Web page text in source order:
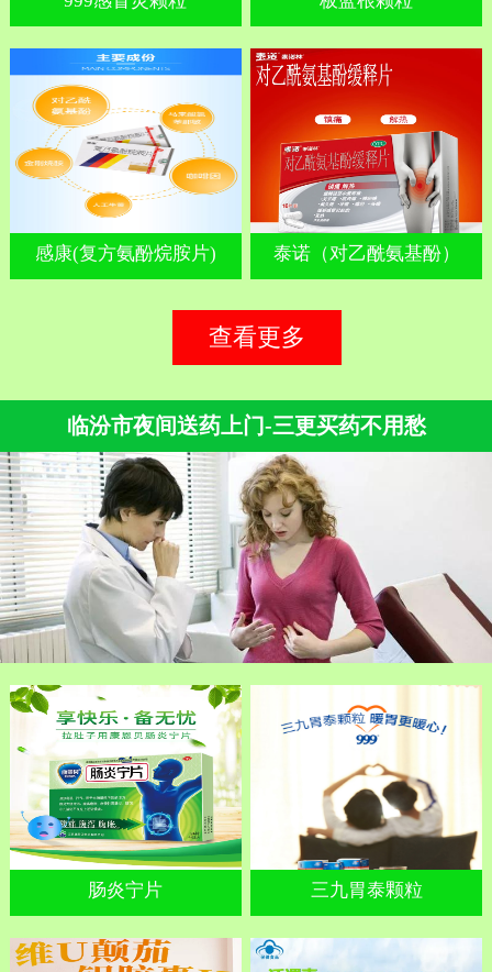
感康(复方氨酚烷胺片) 泰诺（对乙酰氨基酚）
查看更多
临汾市夜间送药上门-三更买药不用愁
肠炎宁片 三九胃泰颗粒